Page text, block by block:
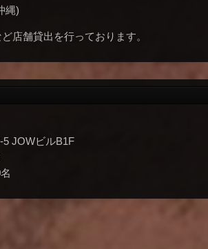
縄)
店舗貸出を行っております。
5 JOWビルB1F